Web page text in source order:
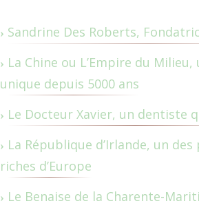
Sandrine Des Roberts,
La Chine ou L’Empire du
unique depuis 5000 ans
Le Docteur Xavier, un dentiste
La République d’Irlande, un des
riches d’Europe
Le Benaise de la Charente-